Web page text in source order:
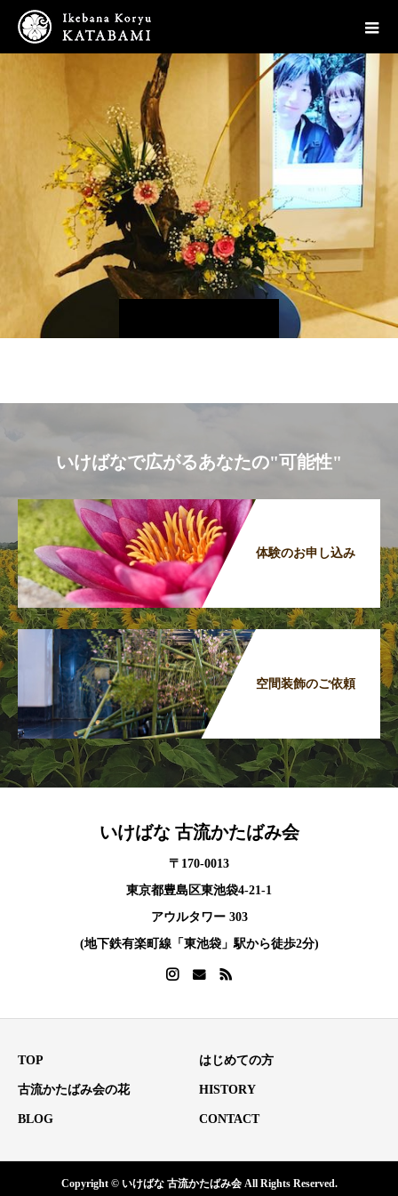
いけばなで広がるあなたの"可能性"
体験のお申し込み
空間装飾のご依頼
いけばな 古流かたばみ会
〒170-0013
東京都豊島区東池袋4-21-1
アウルタワー 303
(地下鉄有楽町線「東池袋」駅から徒歩2分)
TOP はじめての方
古流かたばみ会の花 HISTORY
BLOG CONTACT
Copyright © いけばな 古流かたばみ会 All Rights Reserved.